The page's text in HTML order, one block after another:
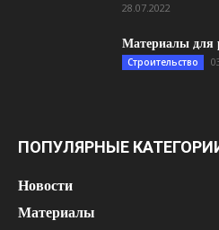
28.07.2022
Материалы для
Строительство
ПОПУЛЯРНЫЕ
Новости
Материалы